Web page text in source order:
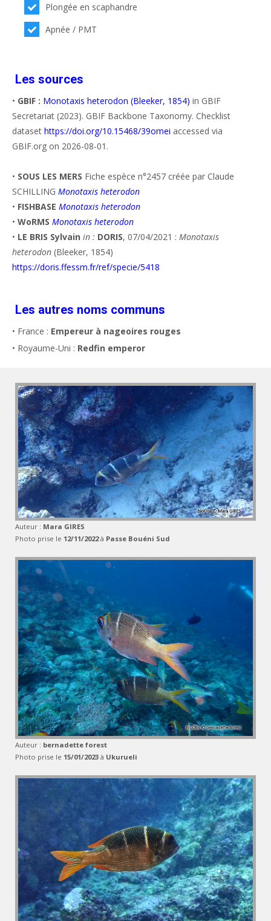
Plongée en scaphandre
Apnée / PMT
Les sources
• GBIF : Monotaxis heterodon (Bleeker, 1854) in GBIF
Secretariat (2023). GBIF Backbone Taxonomy. Checklist
dataset https://doi.org/10.15468/39omei accessed via
GBIF.org on 2026-08-01.
• SOUS LES MERS Fiche espèce n°2457 créée par Claude
SCHILLING Monotaxis heterodon
• FISHBASE Monotaxis heterodon
• WoRMS Monotaxis heterodon
• LE BRIS Sylvain in : DORIS, 07/04/2021 : Monotaxis
heterodon (Bleeker, 1854)
https://doris.ffessm.fr/ref/specie/5418
Les autres noms communs
• France : Empereur à nageoires rouges
• Royaume-Uni : Redfin emperor
Auteur : Mara GIRES
Photo prise le 12/11/2022à Passe Bouéni Sud
Auteur : bernadette forest
Photo prise le 15/01/2023 à Ukurueli